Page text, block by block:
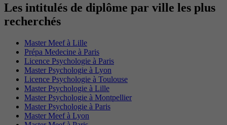
Les intitulés de diplôme par ville les plus
recherchés
Master Meef à Lille
Prépa Medecine à Paris
Licence Psychologie à Paris
Master Psychologie à Lyon
Licence Psychologie à Toulouse
Master Psychologie à Lille
Master Psychologie à Montpellier
Master Psychologie à Paris
Master Meef à Lyon